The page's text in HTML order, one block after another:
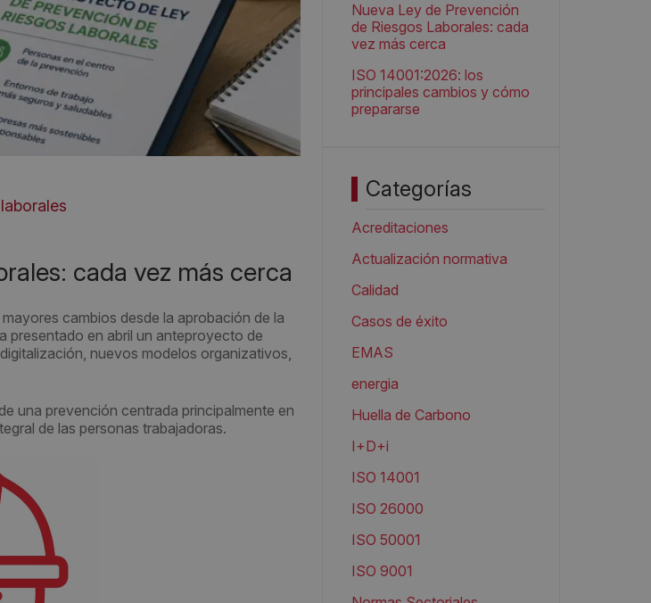
cada vez más cerca
cambios desde la aprobación de la
presentado en abril un anteproyecto de
nuevos modelos organizativos,
una prevención centrada principalmente en
de las personas trabajadoras.
Nueva Ley de Prevención
de Riesgos Laborales: cada
vez más cerca
ISO 14001:2026: los
principales cambios y cómo
prepararse
Categorías
Acreditaciones
Actualización normativa
Calidad
Casos de éxito
EMAS
energia
Huella de Carbono
I+D+i
ISO 14001
ISO 26000
ISO 50001
ISO 9001